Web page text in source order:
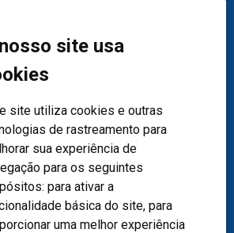
site usa
site utiliza cookies e outras
de rastreamento para
sua experiência de
para os seguintes
para ativar a
básica do site, para
uma melhor experiência
Centro, Canoas – RS, 92010-010
Teresópolis
250 - 3º andar - Teresópolis, Porto Alegre -